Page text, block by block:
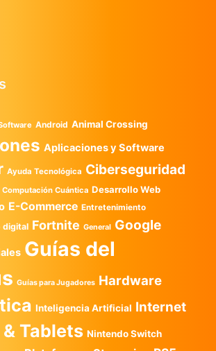
Android Animal Crossing
Aplicaciones y Software
Ayuda Tecnológica Ciberseguridad
Computación Cuántica Desarrollo Web
E-Commerce Entretenimiento
digital Fortnite General Google
Guías del
Guías para Jugadores Hardware
Inteligencia Artificial Internet
Tablets Nintendo Switch